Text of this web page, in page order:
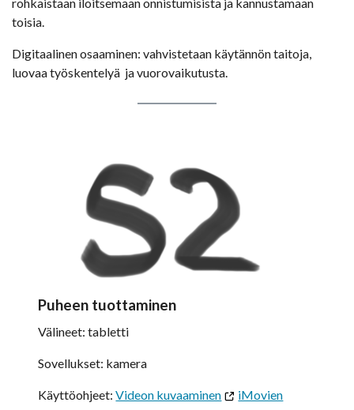
toisia.
Digitaalinen osaaminen: vahvistetaan käytännön taitoja,
luovaa työskentelyä ja vuorovaikutusta.
Puheen tuottaminen
Välineet: tabletti
Sovellukset: kamera
Käyttöohjeet:Videon kuvaaminen
iMovien